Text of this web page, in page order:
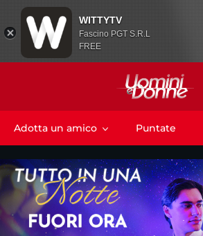
Adotta un amico Puntate
WITTYTV
Fascino PGT S.R.L
FREE